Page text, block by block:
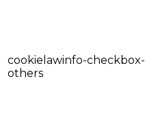
cookielawinfo-checkbox-
others